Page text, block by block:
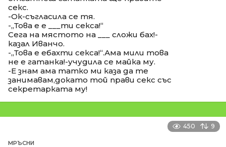
секс.
-Ок-съгласила се тя.
-,,Това е е ___ти секса!“
Сега на мястото на ___ сложи бах!-
казал Иванчо.
-,,Това е ебахти секса!“.Ама мили това
не е гатанка!-учудила се майка му.
-Е знам ама татко ми каза да те
занимавам,докато той прави секс със
секретарката му!
450 9
МРЪСНИ